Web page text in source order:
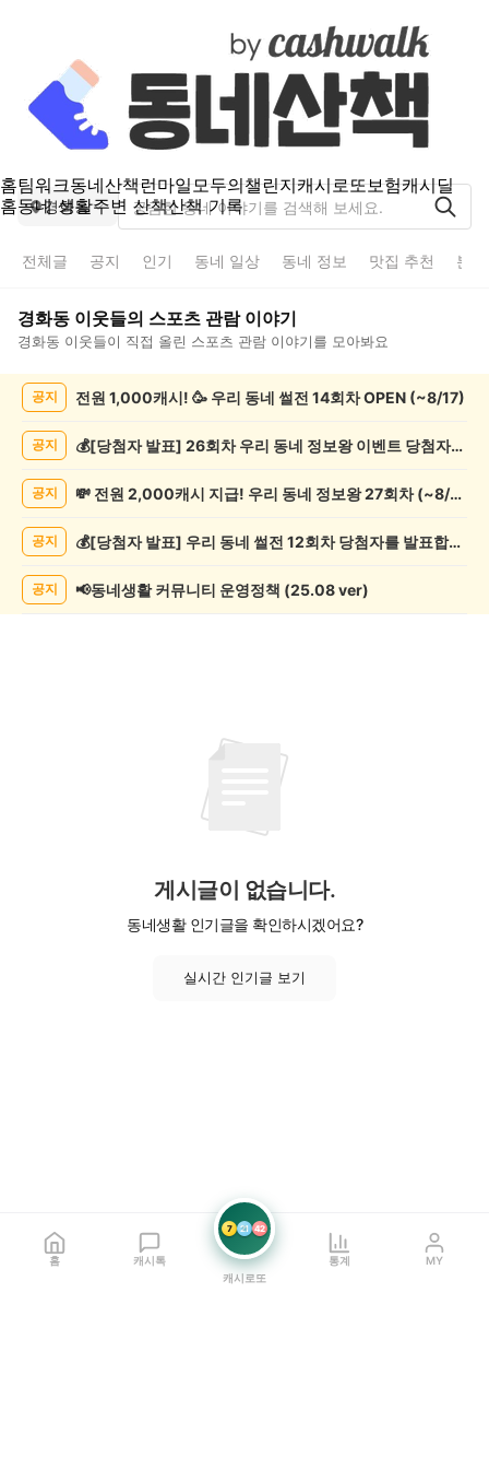
홈팀워크동네산책런마일모두의챌린지캐시로또보험캐시딜
홈동네 생활주변 산책산책 기록
경화동
전체글 공지 인기 동네 일상 동네 정보 맛집 추천 분
경화동 이웃들의 스포츠 관람이야기
경화동 이웃들이 직접 올린 스포츠 관람 이야기를 모아봐요
목
공지 전원 1,000캐시! 🥳 우리 동네 썰전 14회차 OPEN (~8/17)
공지 💰[당첨자 발표] 26회차 우리 동네 정보왕 이벤트 당첨자를 발표합니다!
공지 💸 전원 2,000캐시 지급! 우리 동네 정보왕 27회차 (~8/10)
공지 💰[당첨자 발표] 우리 동네 썰전 12회차 당첨자를 발표합니다!
공지 📢동네생활 커뮤니티 운영정책 (25.08 ver)
게시글이 없습니다.
동네생활 인기글을 확인하시겠어요?
실시간 인기글 보기
홈 캐시톡
7 21 42
캐시로또
통계 MY